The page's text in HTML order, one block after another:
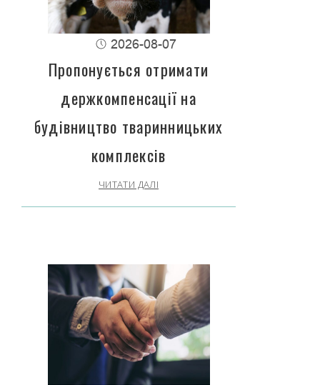
2026-08-07
Пропонується отримати
держкомпенсації на
будівництво тваринницьких
комплексів
ЧИТАТИ ДАЛІ